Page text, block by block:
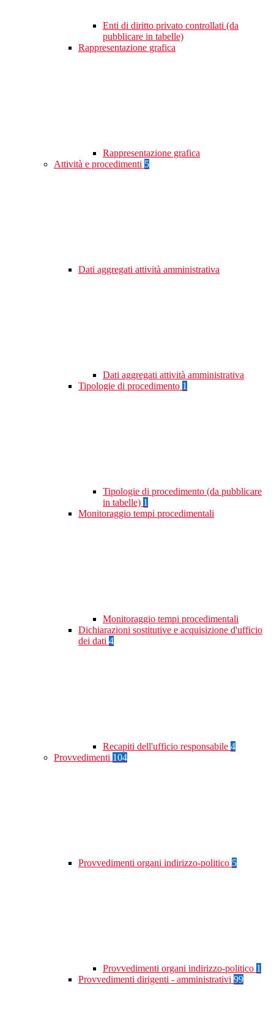
Enti di diritto privato controllati (da
pubblicare in tabelle)
Rappresentazione grafica
Rappresentazione grafica
Attività e procedimenti 5
Dati aggregati attività amministrativa
Dati aggregati attività amministrativa
Tipologie di procedimento 1
Tipologie di procedimento (da pubblicare
in tabelle) 1
Monitoraggio tempi procedimentali
Monitoraggio tempi procedimentali
Dichiarazioni sostitutive e acquisizione d'ufficio
dei dati 4
Recapiti dell'ufficio responsabile 4
Provvedimenti 104
Provvedimenti organi indirizzo-politico 5
Provvedimenti organi indirizzo-politico 1
Provvedimenti dirigenti - amministrativi 99